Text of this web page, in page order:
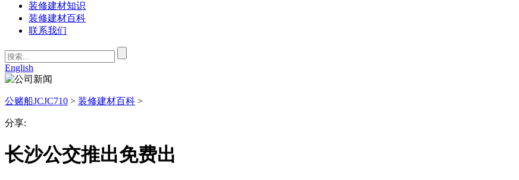
装修建材知识
装修建材百科
联系我们
English
公赌船JCJC710 > 装修建材百科 >
分享:
长沙公交推出免费出